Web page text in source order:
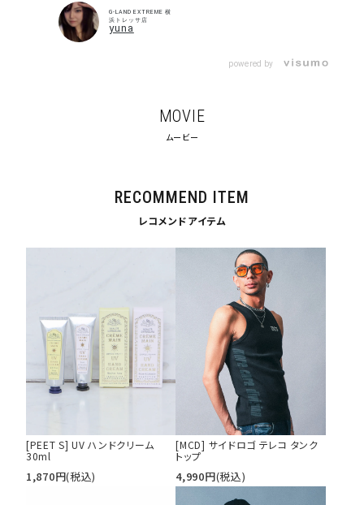
G-LAND EXTREME 横
浜トレッサ店
yuna
powered by
MOVIE
ムービー
RECOMMEND ITEM
レコメンドアイテム
[PEET S] UV ハンドクリーム
30ml
1,870円(税込)
[MCD] サイドロゴ テレコ タンク
トップ
4,990円(税込)